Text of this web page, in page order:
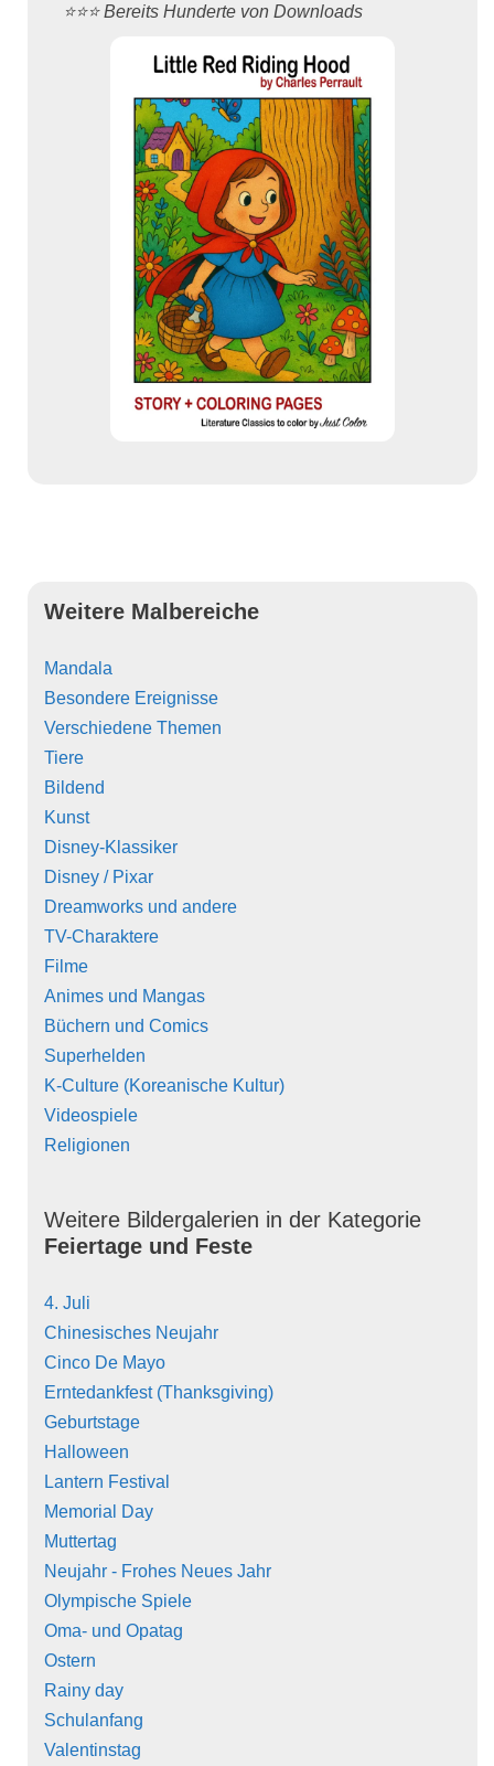
⭐️⭐️⭐️ Bereits Hunderte von Downloads
Weitere Malbereiche
Mandala
Besondere Ereignisse
Verschiedene Themen
Tiere
Bildend
Kunst
Disney-Klassiker
Disney / Pixar
Dreamworks und andere
TV-Charaktere
Filme
Animes und Mangas
Büchern und Comics
Superhelden
K-Culture (Koreanische Kultur)
Videospiele
Religionen
Weitere Bildergalerien in der Kategorie
Feiertage und Feste
4. Juli
Chinesisches Neujahr
Cinco De Mayo
Erntedankfest (Thanksgiving)
Geburtstage
Halloween
Lantern Festival
Memorial Day
Muttertag
Neujahr - Frohes Neues Jahr
Olympische Spiele
Oma- und Opatag
Ostern
Rainy day
Schulanfang
Valentinstag